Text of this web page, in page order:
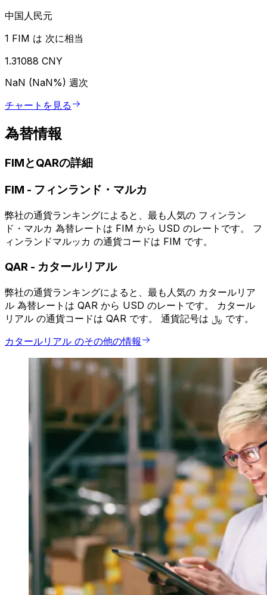
中国人民元
1 FIM は 次に相当
1.31088 CNY
NaN (NaN%) 週次
チャートを見る
為替情報
FIMとQARの詳細
FIM - フィンランド・マルカ
弊社の通貨ランキングによると、最も人気の フィンラン
ド・マルカ 為替レートは FIM から USD のレートです。 フ
ィンランドマルッカ の通貨コードは FIM です。
QAR - カタールリアル
弊社の通貨ランキングによると、最も人気の カタールリア
ル 為替レートは QAR から USD のレートです。 カタール
リアル の通貨コードは QAR です。 通貨記号は ﷼ です。
カタールリアル のその他の情報